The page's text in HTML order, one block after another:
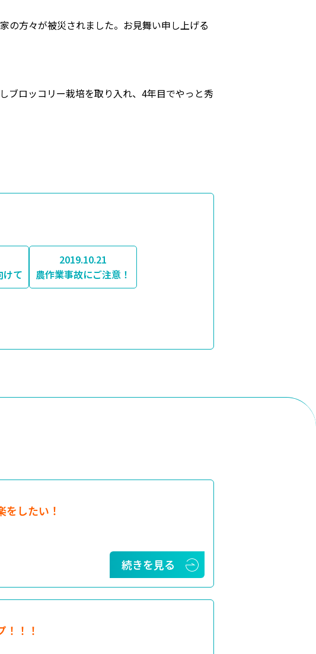
の方々が被災されました。お見舞い申し上げる
ブロッコリー栽培を取り入れ、4年目でやっと秀
けて
2019.10.21
農作業事故にご注意！
をしたい！
続きを見る
！！！